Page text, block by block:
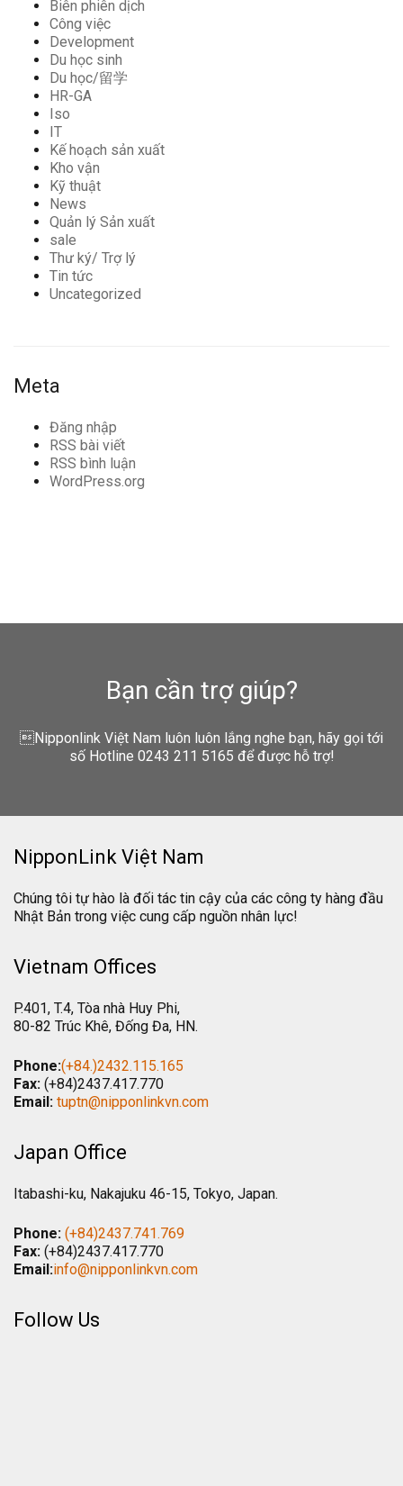
Biên phiên dịch
Công việc
Development
Du học sinh
Du học/留学
HR-GA
Iso
IT
Kế hoạch sản xuất
Kho vận
Kỹ thuật
News
Quản lý Sản xuất
sale
Thư ký/ Trợ lý
Tin tức
Uncategorized
Meta
Đăng nhập
RSS bài viết
RSS bình luận
WordPress.org
Bạn cần trợ giúp?
Nipponlink Việt Nam luôn luôn lắng nghe bạn, hãy gọi tới
số Hotline 0243 211 5165 để được hỗ trợ!
NipponLink Việt Nam
Chúng tôi tự hào là đối tác tin cậy của các công ty hàng đầu
Nhật Bản trong việc cung cấp nguồn nhân lực!
Vietnam Offices
P.401, T.4, Tòa nhà Huy Phi,
80-82 Trúc Khê, Đống Đa, HN.
Phone:(+84.)2432.115.165
Fax: (+84)2437.417.770
Email: tuptn@nipponlinkvn.com
Japan Office
Itabashi-ku, Nakajuku 46-15, Tokyo, Japan.
Phone: (+84)2437.741.769
Fax: (+84)2437.417.770
Email:info@nipponlinkvn.com
Follow Us